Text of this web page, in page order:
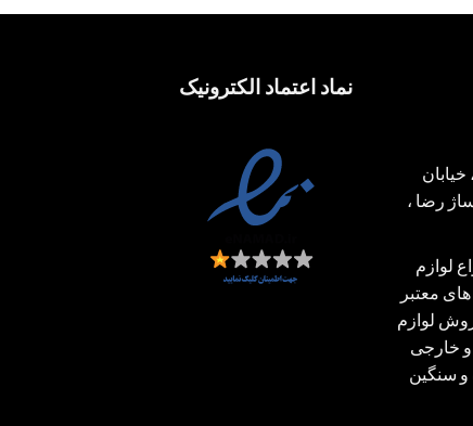
رضا ،
لوازم
معتبر
لوازم
خارجی
و سنگین
نماد اعتماد الکترونیک